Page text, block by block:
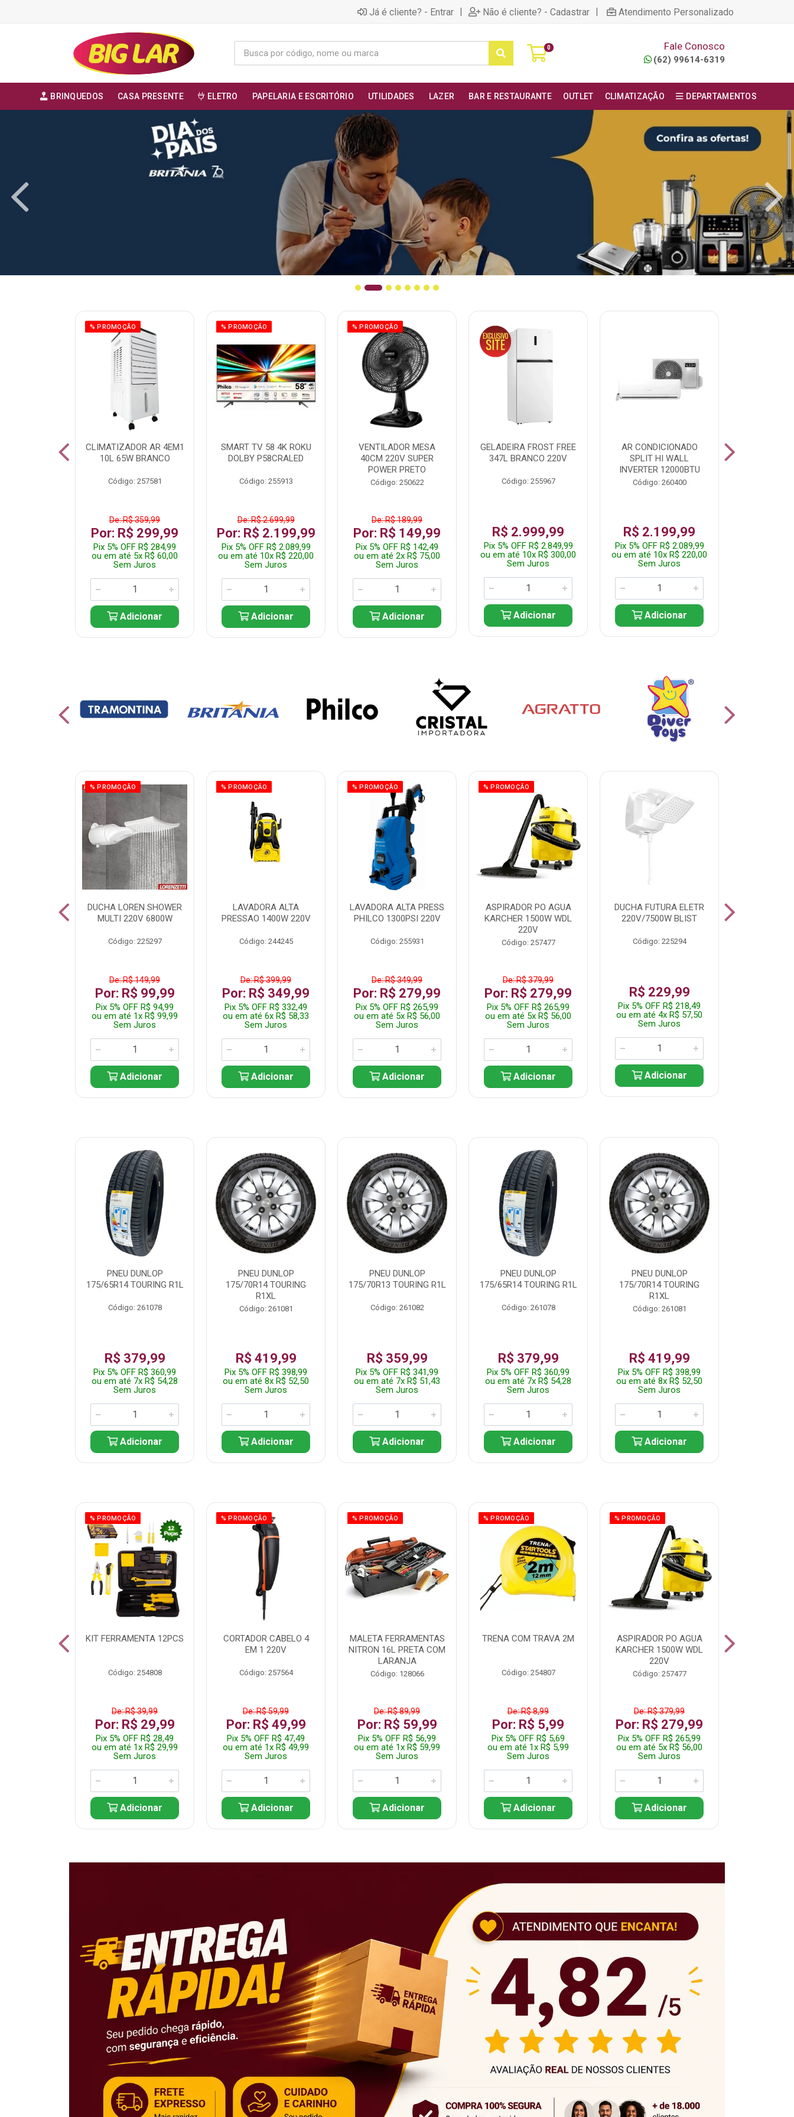
Já é cliente? - Entrar | Não é cliente? - Cadastrar | Atendimento Personalizado
0 Fale Conosco
(62) 99614-6319
BRINQUEDOS CASA PRESENTE ELETRO PAPELARIA E ESCRITÓRIO UTILIDADES LAZER BAR E RESTAURANTE OUTLET CLIMATIZAÇÃO DEPARTAMENTOS
% PROMOÇÃO
CLIMATIZADOR AR 4EM1
10L 65W BRANCO
Código: 257581
De: R$ 359,99
Por: R$ 299,99
Pix 5% OFF R$ 284,99
ou em até 5x R$ 60,00
Sem Juros
Adicionar
% PROMOÇÃO
SMART TV 58 4K ROKU
DOLBY P58CRALED
Código: 255913
De: R$ 2.699,99
Por: R$ 2.199,99
Pix 5% OFF R$ 2.089,99
ou em até 10x R$ 220,00
Sem Juros
Adicionar
% PROMOÇÃO
VENTILADOR MESA
40CM 220V SUPER
POWER PRETO
Código: 250622
De: R$ 189,99
Por: R$ 149,99
Pix 5% OFF R$ 142,49
ou em até 2x R$ 75,00
Sem Juros
Adicionar
GELADEIRA FROST FREE
347L BRANCO 220V
Código: 255967
R$ 2.999,99
Pix 5% OFF R$ 2.849,99
ou em até 10x R$ 300,00
Sem Juros
Adicionar
AR CONDICIONADO
SPLIT HI WALL
INVERTER 12000BTU
Código: 260400
R$ 2.199,99
Pix 5% OFF R$ 2.089,99
ou em até 10x R$ 220,00
Sem Juros
Adicionar
% PROMOÇÃO
DUCHA LOREN SHOWER
MULTI 220V 6800W
Código: 225297
De: R$ 149,99
Por: R$ 99,99
Pix 5% OFF R$ 94,99
ou em até 1x R$ 99,99
Sem Juros
Adicionar
% PROMOÇÃO
LAVADORA ALTA
PRESSAO 1400W 220V
Código: 244245
De: R$ 399,99
Por: R$ 349,99
Pix 5% OFF R$ 332,49
ou em até 6x R$ 58,33
Sem Juros
Adicionar
% PROMOÇÃO
LAVADORA ALTA PRESS
PHILCO 1300PSI 220V
Código: 255931
De: R$ 349,99
Por: R$ 279,99
Pix 5% OFF R$ 265,99
ou em até 5x R$ 56,00
Sem Juros
Adicionar
% PROMOÇÃO
ASPIRADOR PO AGUA
KARCHER 1500W WDL
220V
Código: 257477
De: R$ 379,99
Por: R$ 279,99
Pix 5% OFF R$ 265,99
ou em até 5x R$ 56,00
Sem Juros
Adicionar
DUCHA FUTURA ELETR
220V/7500W BLIST
Código: 225294
R$ 229,99
Pix 5% OFF R$ 218,49
ou em até 4x R$ 57,50
Sem Juros
Adicionar
PNEU DUNLOP
175/65R14 TOURING R1L
Código: 261078
R$ 379,99
Pix 5% OFF R$ 360,99
ou em até 7x R$ 54,28
Sem Juros
Adicionar
PNEU DUNLOP
175/70R14 TOURING
R1XL
Código: 261081
R$ 419,99
Pix 5% OFF R$ 398,99
ou em até 8x R$ 52,50
Sem Juros
Adicionar
PNEU DUNLOP
175/70R13 TOURING R1L
Código: 261082
R$ 359,99
Pix 5% OFF R$ 341,99
ou em até 7x R$ 51,43
Sem Juros
Adicionar
PNEU DUNLOP
175/65R14 TOURING R1L
Código: 261078
R$ 379,99
Pix 5% OFF R$ 360,99
ou em até 7x R$ 54,28
Sem Juros
Adicionar
PNEU DUNLOP
175/70R14 TOURING
R1XL
Código: 261081
R$ 419,99
Pix 5% OFF R$ 398,99
ou em até 8x R$ 52,50
Sem Juros
Adicionar
% PROMOÇÃO
KIT FERRAMENTA 12PCS
Código: 254808
De: R$ 39,99
Por: R$ 29,99
Pix 5% OFF R$ 28,49
ou em até 1x R$ 29,99
Sem Juros
Adicionar
% PROMOÇÃO
CORTADOR CABELO 4
EM 1 220V
Código: 257564
De: R$ 59,99
Por: R$ 49,99
Pix 5% OFF R$ 47,49
ou em até 1x R$ 49,99
Sem Juros
Adicionar
% PROMOÇÃO
MALETA FERRAMENTAS
NITRON 16L PRETA COM
LARANJA
Código: 128066
De: R$ 89,99
Por: R$ 59,99
Pix 5% OFF R$ 56,99
ou em até 1x R$ 59,99
Sem Juros
Adicionar
% PROMOÇÃO
TRENA COM TRAVA 2M
Código: 254807
De: R$ 8,99
Por: R$ 5,99
Pix 5% OFF R$ 5,69
ou em até 1x R$ 5,99
Sem Juros
Adicionar
% PROMOÇÃO
ASPIRADOR PO AGUA
KARCHER 1500W WDL
220V
Código: 257477
De: R$ 379,99
Por: R$ 279,99
Pix 5% OFF R$ 265,99
ou em até 5x R$ 56,00
Sem Juros
Adicionar